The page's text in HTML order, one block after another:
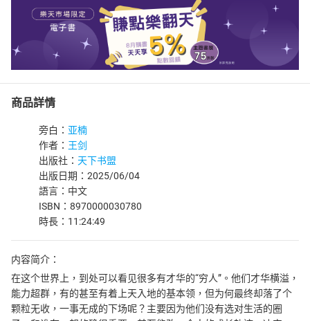
商品詳情
旁白： 亚楠
作者： 王剑
出版社： 天下书盟
出版日期：2025/06/04
語言：中文
ISBN：8970000030780
時長：11:24:49
内容简介：
在这个世界上，到处可以看见很多有才华的“穷人”。他们才华横溢，
能力超群，有的甚至有着上天入地的基本领，但为何最终却落了个
颗粒无收，一事无成的下场呢？主要因为他们没有选对生活的圈